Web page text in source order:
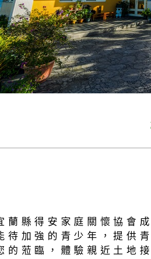
蘭縣得安家庭關懷協會
待加強的青少年，提供
的蒞臨，體驗親近土地